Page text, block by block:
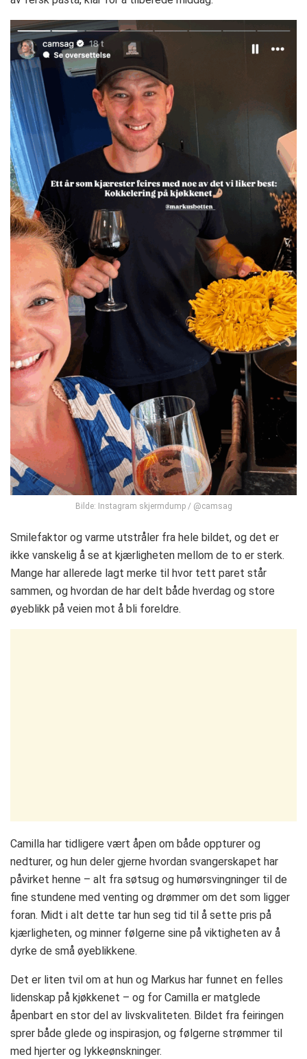
Bilde: Instagram skjermdump / @camsag
Smilefaktor og varme utstråler fra hele bildet, og det er
ikke vanskelig å se at kjærligheten mellom de to er sterk.
Mange har allerede lagt merke til hvor tett paret står
sammen, og hvordan de har delt både hverdag og store
øyeblikk på veien mot å bli foreldre.
Camilla har tidligere vært åpen om både oppturer og
nedturer, og hun deler gjerne hvordan svangerskapet har
påvirket henne – alt fra søtsug og humørsvingninger til de
fine stundene med venting og drømmer om det som ligger
foran. Midt i alt dette tar hun seg tid til å sette pris på
kjærligheten, og minner følgerne sine på viktigheten av å
dyrke de små øyeblikkene.
Det er liten tvil om at hun og Markus har funnet en felles
lidenskap på kjøkkenet – og for Camilla er matglede
åpenbart en stor del av livskvaliteten. Bildet fra feiringen
sprer både glede og inspirasjon, og følgerne strømmer til
med hjerter og lykkeønskninger.